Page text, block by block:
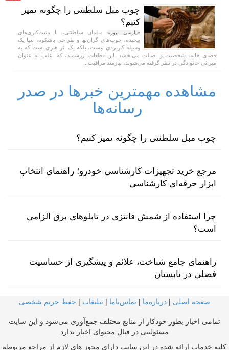
چوب مبل سلطنتی را چگونه تمیز
کنیم؟
«پارسی نیوز»مبلمان سلطنتی، با منبت‌کاری‌های
پیچیده، چوب‌های گران‌بها و طراحی باشکوه، تنها یک
وسیله کاربردی نیست، بلکه یک اثر هنری است که به
فضای خانه، شخصیت و اصالت می‌بخشد. این قطعات ارزشمند، که اغلب به عنوان
میراثی خانوادگی در نظر گرفته می‌شوند، نیازمند مراقبت...
مشاهده مهمترین خبرها در صدر
رسانه‌ها
چوب مبل سلطنتی را چگونه تمیز کنیم؟
مرجع خرید تجهیزات کارشناسی خودرو؛ راهنمای انتخاب
ابزار حرفه‌ای کارشناسی
چرا استفاده از شمش فانتزی در تابلوهای برق الزامی
است؟
راهنمای جامع شناخت، علائم و پیشگیری از حساسیت
فصلی در تابستان
صفحه اصلی | درباره‌ما | تماس‌با‌ما | تبلیغات | حفظ حریم شخصی
تمامی اخبار بطور خودکار از منابع مختلف جمع‌آوری می‌شود و این سایت
مسئولیتی در قبال محتوای اخبار ندارد
کلیه خدمات ارائه شده در این سایت دارای مجوز های لازم از مراجع مربوطه